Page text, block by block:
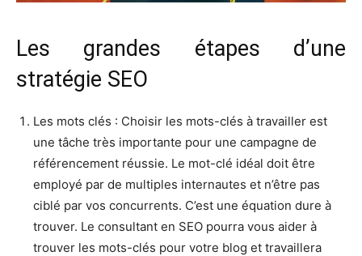
Les grandes étapes d’une
stratégie SEO
Les mots clés : Choisir les mots-clés à travailler est
une tâche très importante pour une campagne de
référencement réussie. Le mot-clé idéal doit être
employé par de multiples internautes et n’être pas
ciblé par vos concurrents. C’est une équation dure à
trouver. Le consultant en SEO pourra vous aider à
trouver les mots-clés pour votre blog et travaillera